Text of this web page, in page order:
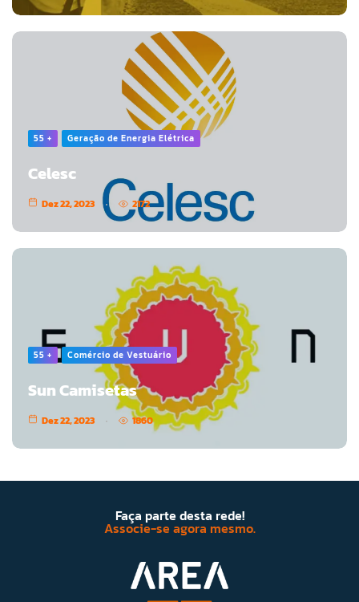
55 + Geração de Energia Elétrica
Celesc
Dez 22, 2023 2172
55 + Comércio de Vestuário
Sun Camisetas
Dez 22, 2023 1860
Faça parte desta rede!
Associe-se agora mesmo.